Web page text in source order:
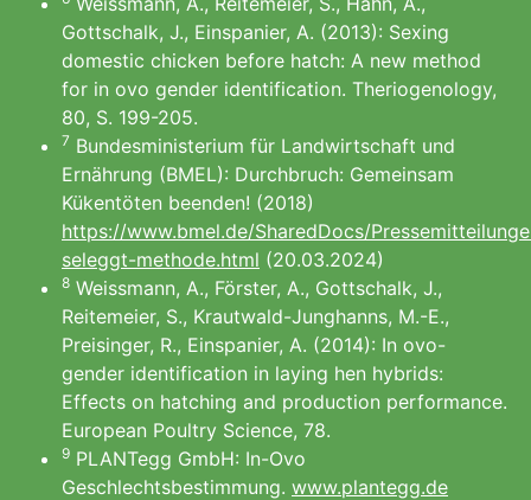
Gottschalk, J., Einspanier, A. (2013): Sexing
domestic chicken before hatch: A new method
for in ovo gender identification. Theriogenology,
80, S. 199-205.
7 Bundesministerium für Landwirtschaft und
Ernährung (BMEL): Durchbruch: Gemeinsam
Kükentöten beenden! (2018)
https://www.bmel.de/SharedDocs/
seleggt-methode.html (20.03.2024)
8 Weissmann, A., Förster, A., Gottschalk, J.,
Reitemeier, S., Krautwald-Junghanns, M.-E.,
Preisinger, R., Einspanier, A. (2014): In ovo-
gender identification in laying hen hybrids:
Effects on hatching and production performance.
European Poultry Science, 78.
9 PLANTegg GmbH: In-Ovo
Geschlechtsbestimmung. www.plantegg.de